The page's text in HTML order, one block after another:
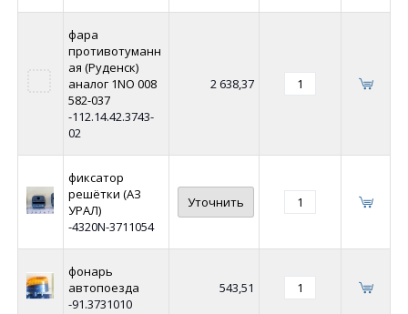
фара
противотуманн
ая (Руденск)
аналог 1NO 008
582-037
-112.14.42.3743-
02
2 638,37
фиксатор
решётки (АЗ
УРАЛ)
-4320N-3711054
Уточнить
фонарь
автопоезда
-91.3731010
543,51